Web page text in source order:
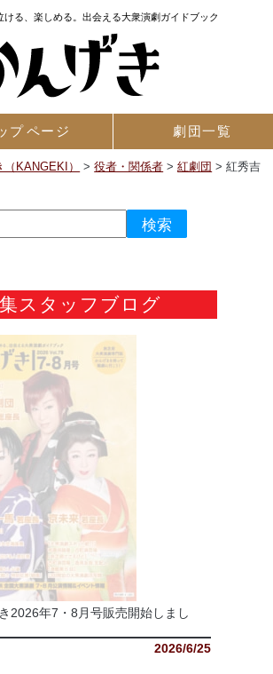
ける、楽しめる。出会える大衆演劇ガイドブック
プページ 劇団一覧
KANGEKI） >役者・関係者 >紅劇団 >紅秀吉
スタッフブログ
2026年7・8月号販売開始しまし
2026/6/25